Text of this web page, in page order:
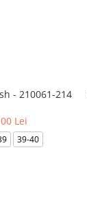
- 210061-214
Lei
39-40